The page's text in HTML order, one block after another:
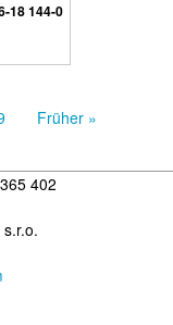
18 144-0
Früher »
402